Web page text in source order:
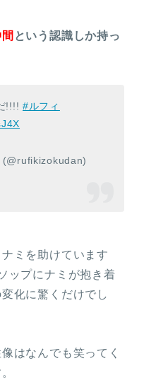
という認識しか持っ
!!!! #ルフィ
ミを助けています
ップにナミが抱き着
化に驚くだけでし
はなんでも笑ってく